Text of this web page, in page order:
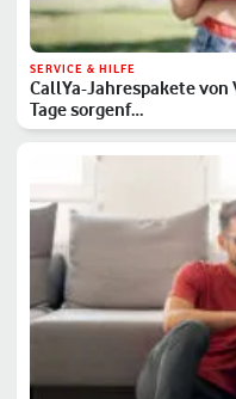
SERVICE & HILFE
CallYa-Jahrespakete von
Tage sorgenf…